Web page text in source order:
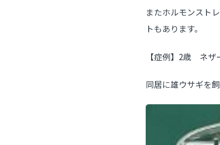
またホルモンスト
トもあります。
【症例】2歳 ネザ
同居に雄ウサギを